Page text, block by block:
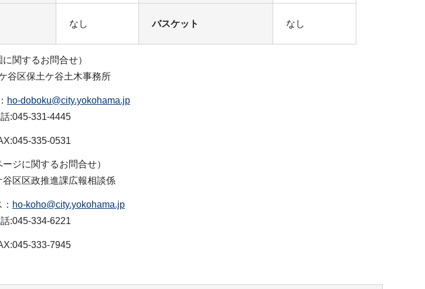
なし バスケット なし
に関するお問合せ）
谷区保土ケ谷土木事務所
ho-doboku@city.yokohama.jp
:045-331-4445
335-0531
ージに関するお問合せ）
谷区区政推進課広報相談係
ho-koho@city.yokohama.jp
:045-334-6221
333-7945